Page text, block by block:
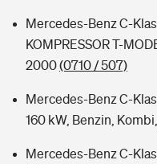
Mercedes-Benz C-
KOMPRESSOR T-
2000(0710 / 507)
Mercedes-Benz C-
160 kW, Benzin,
Mercedes-Benz C-